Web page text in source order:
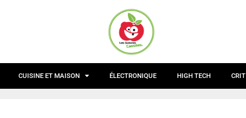
CUISINE ET MAISON ÉLECTRONIQUE HIGH TECH